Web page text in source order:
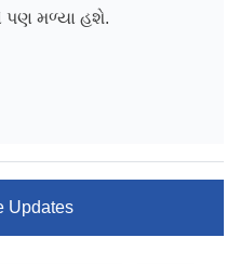
પણ મળ્યા હશે.
Updates